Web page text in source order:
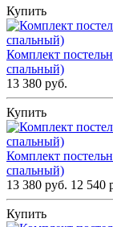
Купить
Комплект
спальный)
13 380 руб.
Купить
Комплект
спальный)
13 380 руб. 12 540
Купить